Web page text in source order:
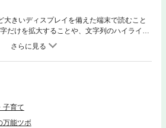
大きいディスプレイを備えた端末で読むこと
だけを拡大することや、文字列のハイライ
などの機能が使用できません。私たちの体に
ます。その一つひとつに効果がありますが、
。数あるツボのなかで、これだけ知っておけ
なツボを28個厳選し、体の部位別にまとめま
子育て
能ツボ